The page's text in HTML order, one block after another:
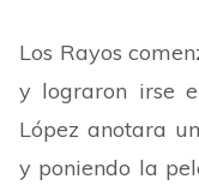
Los Rayos
y lograron irse
López anotara
y poniendo la